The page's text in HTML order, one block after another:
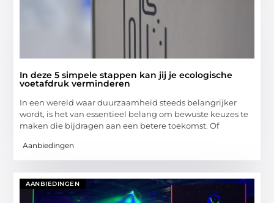
In deze 5 simpele stappen kan jij je ecologische
voetafdruk verminderen
In een wereld waar duurzaamheid steeds belangrijker
wordt, is het van essentieel belang om bewuste keuzes te
maken die bijdragen aan een betere toekomst. Of
Aanbiedingen
AANBIEDINGEN